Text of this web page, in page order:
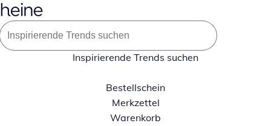
Inspirierende Trends suchen
Bestellschein
Merkzettel
Warenkorb